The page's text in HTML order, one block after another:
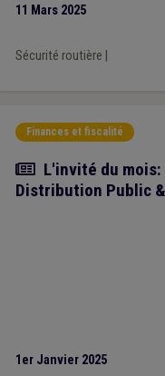
11 Mars 2025
Sécurité routière
Finances et fiscalité
Article
L'invité du
Distribution Public
1er Janvier 2025